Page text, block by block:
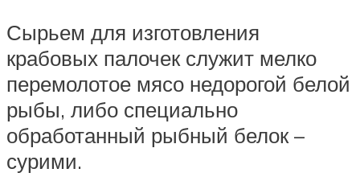
Сырьем для изготовления
крабовых палочек служит мелко
перемолотое мясо недорогой белой
рыбы, либо специально
обработанный рыбный белок –
сурими.